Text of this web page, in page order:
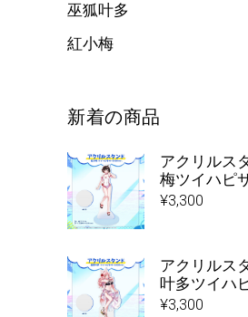
巫狐叶多
紅小梅
新着の商品
アクリルス
梅ツイハピ
¥3,300
アクリルス
叶多ツイハ
¥3,300